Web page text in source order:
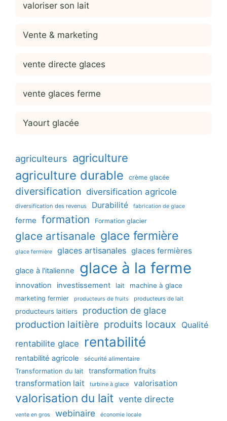
valoriser son lait
Vente & marketing
vente directe glaces
vente glaces ferme
Yaourt glacée
agriculteurs agriculture
agriculture durable crème glacée
diversification diversification agricole
diversification des revenus Durabilité fabrication de glace
ferme formation Formation glacier
glace artisanale glace fermière
glace fermière glaces artisanales glaces fermières
glace à l'italienne glace à la ferme
innovation investissement lait machine à glace
marketing fermier producteurs de fruits producteurs de lait
producteurs laitiers production de glace
production laitière produits locaux Qualité
rentabilite glace
rentabilité
rentabilité agricole sécurité alimentaire
Transformation du lait transformation fruits
transformation lait turbine à glace valorisation
valorisation du lait vente directe
vente en gros webinaire économie locale